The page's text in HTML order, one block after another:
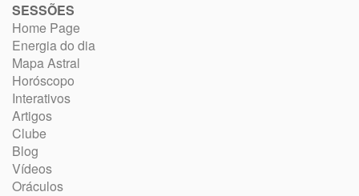
SESSÕES
Home Page
Energia do dia
Mapa Astral
Horóscopo
Interativos
Artigos
Clube
Blog
Vídeos
Oráculos